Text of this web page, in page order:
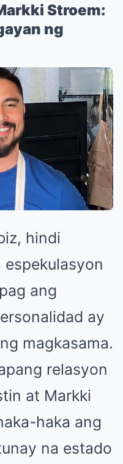
Stroem:
ng
hindi
ang
ay
magkasama.
relasyon
at Markki
haka ang
na estado